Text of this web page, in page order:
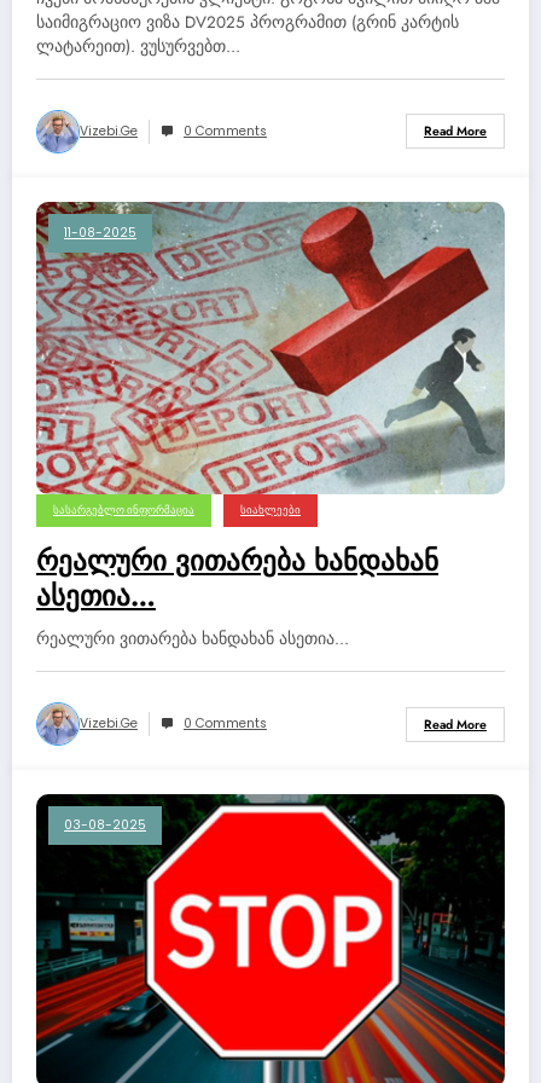
პროგრამით (გრინ კარტის
ლატარეით).
საიმიგრაციო ვიზა DV2025 პროგრამით (გრინ კარტის
ლატარეით). ვუსურვებთ…
Vizebi.ge 0 Comments Read More
11-08-2025
ᲡᲐᲡᲐᲠᲒᲔᲑᲚᲝ ᲘᲜᲤᲝᲠᲛᲐᲪᲘᲐ ᲡᲘᲐᲮᲚᲔᲔᲑᲘ
რეალური ვითარება ხანდახან
ასეთია…
რეალური ვითარება ხანდახან ასეთია...
Vizebi.ge 0 Comments Read More
03-08-2025